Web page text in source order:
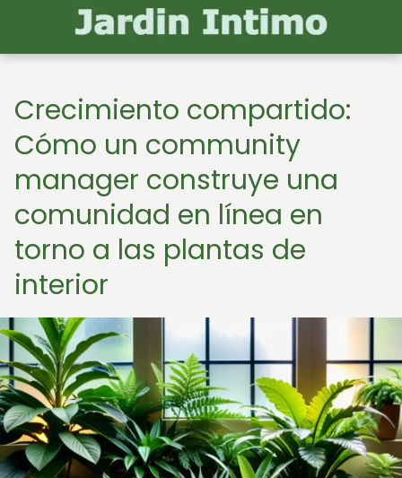
Crecimiento compartido:
Cómo un community
manager construye una
comunidad en línea en
torno a las plantas de
interior